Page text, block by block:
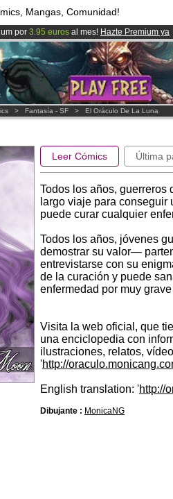
Mangas, Comunidad!
por 3.95 euros al mes! Hazte Premium ya
está desormado lanzado!.
y 1000 Cómics y Mangas!.
> Fantasía - SF > El Oráculo De La Luna
Leer Cómics Última
Todos los años,
largo viaje para conseguir
puede curar cualquier
Todos los años, jóvenes
demostrar su valor―
entrevistarse con su
de la curación y puede
enfermedad por muy
Visita la web oficial, que
una enciclopedia con
ilustraciones, relatos,
'http://
English translation: 'http://
Dibujante : MonicaNG